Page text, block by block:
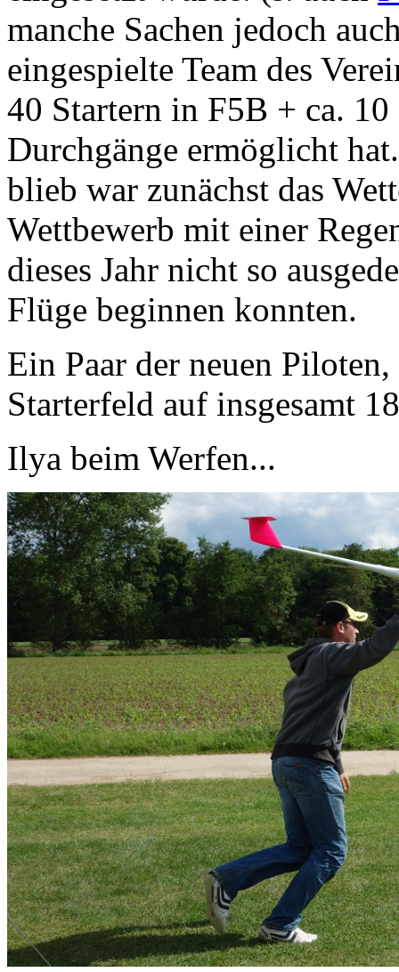
manche Sachen jedoch
eingespielte Team des
40 Startern in F5B + ca.
Durchgänge ermöglicht
blieb war zunächst das
Wettbewerb mit einer
dieses Jahr nicht so
Flüge beginnen konnten.
Ein Paar der neuen
Starterfeld auf insgesamt
Ilya beim Werfen...